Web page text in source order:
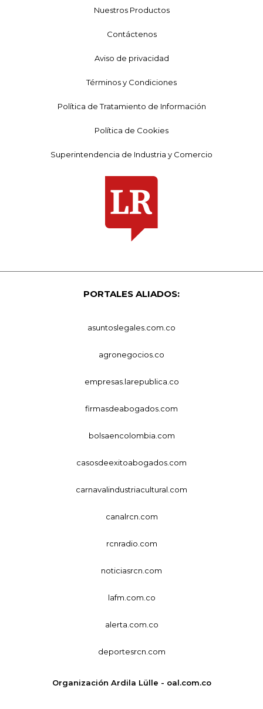
Nuestros Productos
Contáctenos
Aviso de privacidad
Términos y Condiciones
Política de Tratamiento de Información
Política de Cookies
Superintendencia de Industria y Comercio
PORTALES ALIADOS:
asuntoslegales.com.co
agronegocios.co
empresas.larepublica.co
firmasdeabogados.com
bolsaencolombia.com
casosdeexitoabogados.com
carnavalindustriacultural.com
canalrcn.com
rcnradio.com
noticiasrcn.com
lafm.com.co
alerta.com.co
deportesrcn.com
Organización Ardila Lülle - oal.com.co